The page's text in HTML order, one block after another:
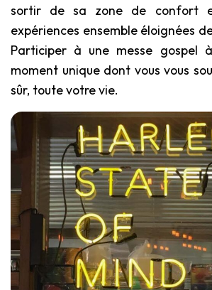
sortir de sa zone de confort
expériences ensemble éloignées
Participer à une messe gospel
moment unique dont vous vous
sûr, toute votre vie.